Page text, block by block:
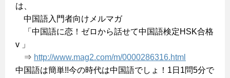
は、
中国語入門者向けメルマガ
「中国語に恋！ゼロから話せて中国語検定HSK合格
v 」
⇒ http://www.mag2.com/m/0000286316.html
中国語は簡単!!今の時代は中国語でしょ！1日1問5分で